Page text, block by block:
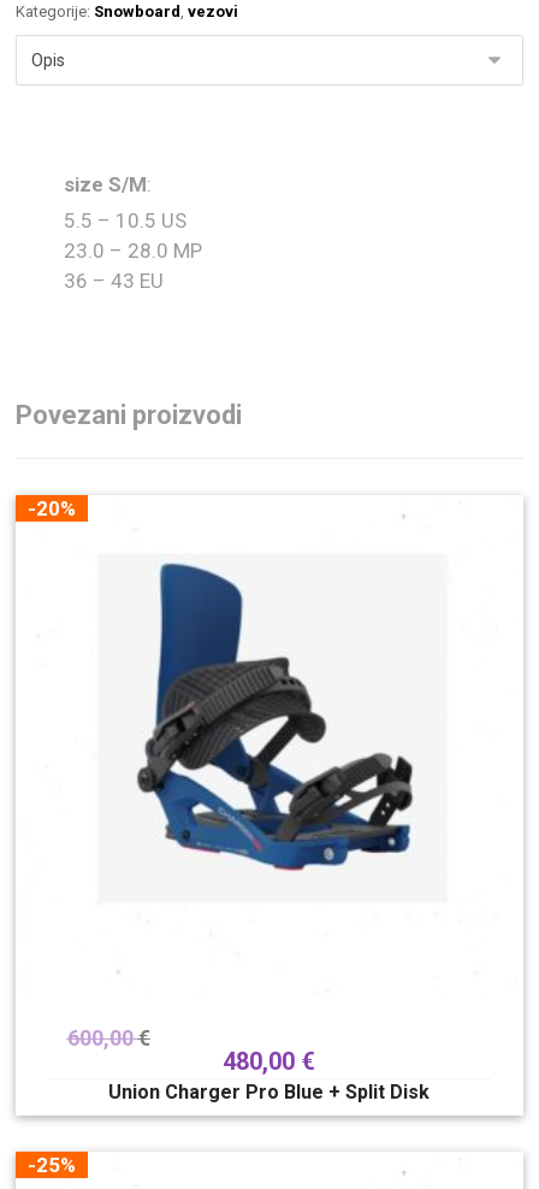
Kategorije: Snowboard ,vezovi
size S/M:
5.5 – 10.5 US
23.0 – 28.0 MP
36 – 43 EU
Povezani proizvodi
-20%
600,00€
480,00 €
Union Charger Pro Blue + Split Disk
-25%